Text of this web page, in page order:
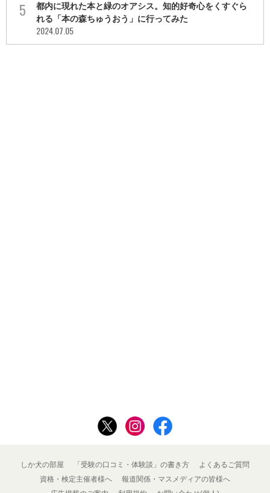
都内に現れた本と緑のオアシス。知的好奇心をくすぐら
れる「本の森ちゅうおう」に行ってみた
2024.07.05
しか犬の部屋 「受験の口コミ・体験談」の書き方
よくあるご質問
資格・検定主催者様へ
報道関係・マスメディアの皆様へ